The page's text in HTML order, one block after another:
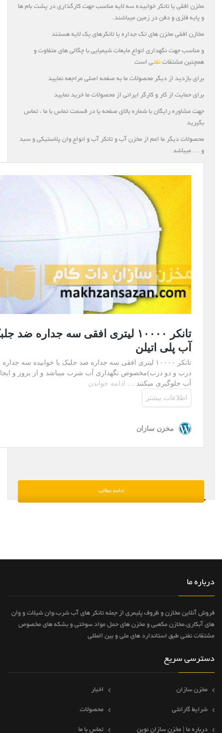
مخزن افقی یا تانکر خوابیده سه لایه مناسب جهت کارگذاری در پشت بام ها
و پایه فلزی و دفن در زمین میباشند.
مخازن افقی مخزن های تک جداره یا تانکرهای یک لایه هستند
و مناسب جهت نگهداری انواع مایعات شیمیایی با چگالی های متفاوت و
همچنین مشتقات نفتی است
برای بازدید از دیگر محصولات ما به صفحه اصلی مراجعه نمایید
برای حمایت از کار و کارگر ایرانی از محصولات ما خرید نمایید
جهت مشاوره رایگان با شماره بالای صفحه یا در قسمت تماس با ما ، تماس
بگیرید
محصولات دیگر ما اعم از مخزن آب و تانکر آب و انواع وان پلاستیکی و سبد
و … میباشد
ادامه مطالب
درباره ما
فروش آنلاین مخازن و ظروف پلیمری از جمله تانکر های آب شرب،وان شیلات و وان
های آبکاری،مخازن مکعبی و مخزن های حمل مواد سوختی و بشکه های مخصوص
مشتقات نفتی طبق استاندارد های ملی و بین المللی
دسترسی سریع
مخزن سازان اخبار
شرایط گارانتی محصولات
درباره ما | مخزن سازان نوین تماس با ما